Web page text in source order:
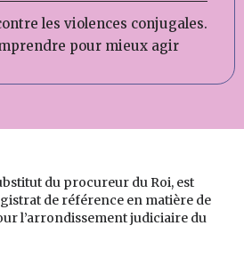
les violences conjugales.
pour mieux agir
du procureur du Roi, est
de référence en matière de
l’arrondissement judiciaire du